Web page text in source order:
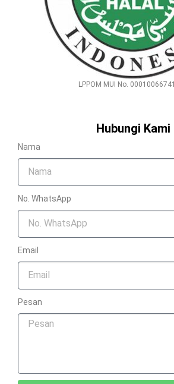
LPPOM MUI No.
Hubungi Kami
Nama
No. WhatsApp
Email
Pesan